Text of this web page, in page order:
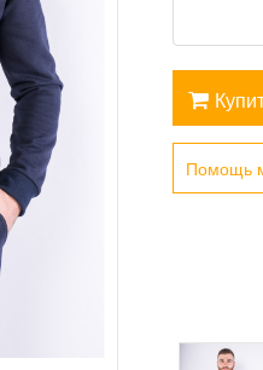
Помощь